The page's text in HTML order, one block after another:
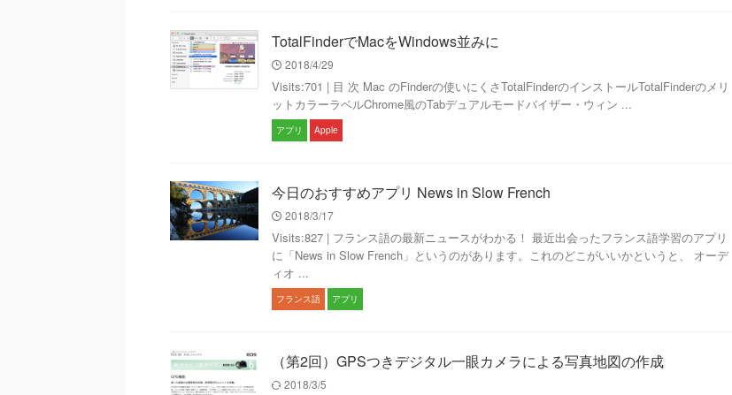
TotalFinderでMacをWindows並みに
2018/4/29
Visits:701 | 目 次 Mac のFinderの使いにくさTotalFinderのインストールTotalFinderのメリ
ットカラーラベルChrome風のTabデュアルモードバイザー・ウィン ...
アプリ Apple
今日のおすすめアプリ News in Slow French
2018/3/17
Visits:827 | フランス語の最新ニュースがわかる！ 最近出会ったフランス語学習のアプリ
に「News in Slow French」というのがあります。これのどこがいいかというと、 オーデ
ィオ ...
フランス語 アプリ
（第2回）GPSつきデジタル一眼カメラによる写真地図の作成
2018/3/5